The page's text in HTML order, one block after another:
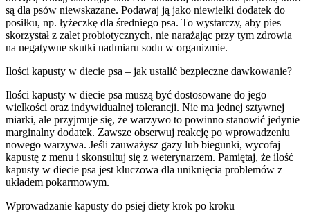
są dla psów niewskazane. Podawaj ją jako niewielki dodatek do
posiłku, np. łyżeczkę dla średniego psa. To wystarczy, aby pies
skorzystał z zalet probiotycznych, nie narażając przy tym zdrowia
na negatywne skutki nadmiaru sodu w organizmie.
Ilości kapusty w diecie psa – jak ustalić bezpieczne dawkowanie?
Ilości kapusty w diecie psa muszą być dostosowane do jego
wielkości oraz indywidualnej tolerancji. Nie ma jednej sztywnej
miarki, ale przyjmuje się, że warzywo to powinno stanowić jedynie
marginalny dodatek. Zawsze obserwuj reakcję po wprowadzeniu
nowego warzywa. Jeśli zauważysz gazy lub biegunki, wycofaj
kapustę z menu i skonsultuj się z weterynarzem. Pamiętaj, że ilość
kapusty w diecie psa jest kluczowa dla uniknięcia problemów z
układem pokarmowym.
Wprowadzanie kapusty do psiej diety krok po kroku